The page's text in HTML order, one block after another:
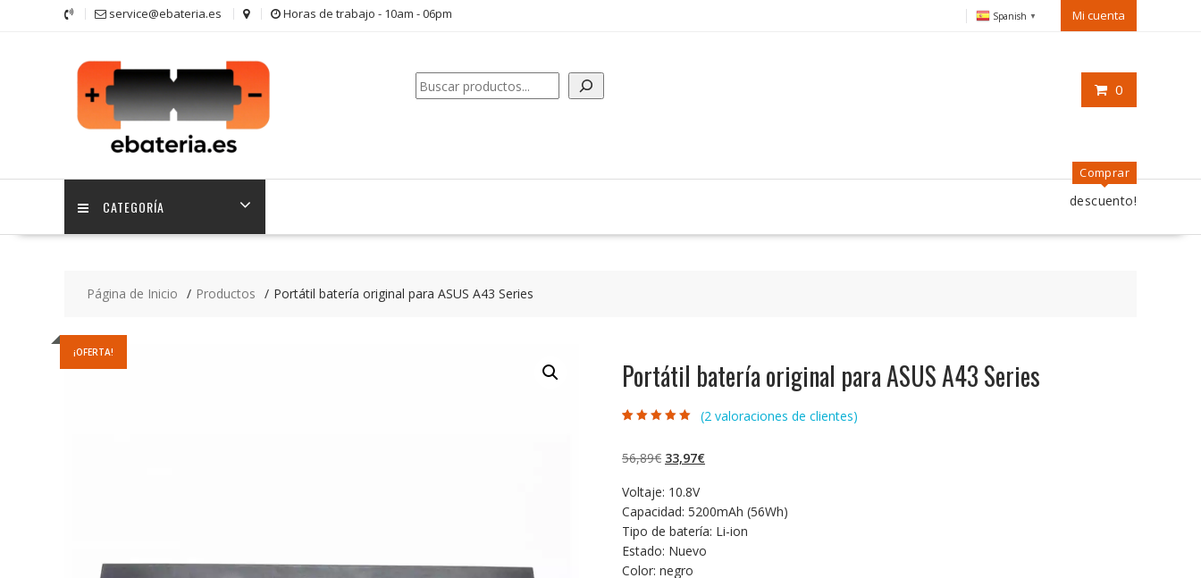
service@ebateria.es Horas de trabajo - 10am - 06pm Spanish ▼ Mi cuenta
0
Buscar
CATEGORÍA
Comprar
descuento!
Página de Inicio Productos Portátil batería original para ASUS A43 Series
¡OFERTA!
Portátil batería original para ASUS A43 Series
base a
valoraciones de
(2 valoraciones de clientes)
56,89€ El
original
era:
56,89€.
33,97€El
es:
33,97€.
Voltaje: 10.8V
Capacidad: 5200mAh (56Wh)
Tipo de batería: Li-ion
Estado: Nuevo
Color: negro